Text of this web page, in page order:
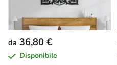
da 36,80 €
Disponibile